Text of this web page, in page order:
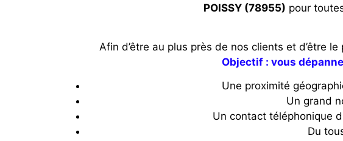
POISSY (78955) pour
Afin d’être au plus près de nos clients et d’être
Objectif : vous
Une proximité
Un grand
Un contact téléphonique
Du